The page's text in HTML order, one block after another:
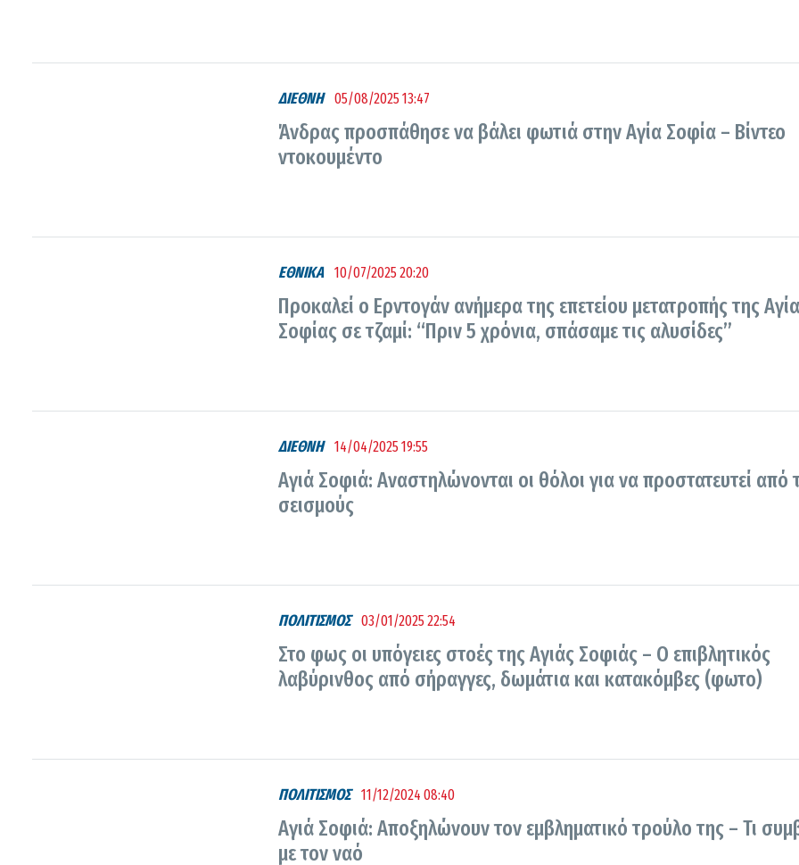
ΔΙΕΘΝΗ 05/08/2025 13:47
Άνδρας προσπάθησε να βάλει φωτιά στην Αγία Σοφία – Βίντεο
ντοκουμέντο
ΕΘΝΙΚΑ 10/07/2025 20:20
Προκαλεί ο Ερντογάν ανήμερα της επετείου μετατροπής της
Σοφίας σε τζαμί: “Πριν 5 χρόνια, σπάσαμε τις αλυσίδες”
ΔΙΕΘΝΗ 14/04/2025 19:55
Αγιά Σοφιά: Αναστηλώνονται οι θόλοι για να προστατευτεί από
σεισμούς
ΠΟΛΙΤΙΣΜΟΣ 03/01/2025 22:54
Στο φως οι υπόγειες στοές της Αγιάς Σοφιάς – Ο επιβλητικός
λαβύρινθος από σήραγγες, δωμάτια και κατακόμβες (φωτο)
ΠΟΛΙΤΙΣΜΟΣ 11/12/2024 08:40
Αγιά Σοφιά: Αποξηλώνουν τον εμβληματικό τρούλο της – Τι
με τον ναό